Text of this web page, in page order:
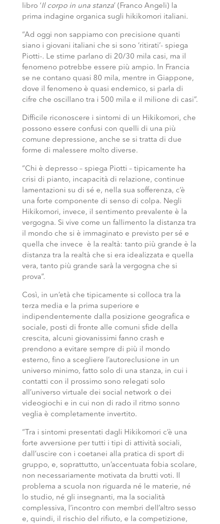
libro ‘Il corpo in una stanza’ (Franco Angeli) la
prima indagine organica sugli hikikomori italiani.
“Ad oggi non sappiamo con precisione quanti
siano i giovani italiani che si sono ‘ritirati’- spiega
Piotti-. Le stime parlano di 20/30 mila casi, ma il
fenomeno potrebbe essere più ampio. In Francia
se ne contano quasi 80 mila, mentre in Giappone,
dove il fenomeno è quasi endemico, si parla di
cifre che oscillano tra i 500 mila e il milione di casi”.
Difficile riconoscere i sintomi di un Hikikomori, che
possono essere confusi con quelli di una più
comune depressione, anche se si tratta di due
forme di malessere molto diverse.
“Chi è depresso – spiega Piotti – tipicamente ha
crisi di pianto, incapacità di relazione, continue
lamentazioni su di sé e, nella sua sofferenza, c’è
una forte componente di senso di colpa. Negli
Hikikomori, invece, il sentimento prevalente è la
vergogna. Si vive come un fallimento la distanza tra
il mondo che si è immaginato e previsto per sé e
quella che invece è la realtà: tanto più grande è la
distanza tra la realtà che si era idealizzata e quella
vera, tanto più grande sarà la vergogna che si
prova”.
Così, in un’età che tipicamente si colloca tra la
terza media e la prima superiore e
indipendentemente dalla posizione geografica e
sociale, posti di fronte alle comuni sfide della
crescita, alcuni giovanissimi fanno crash e
prendono a evitare sempre di più il mondo
esterno, fino a scegliere l’autoreclusione in un
universo minimo, fatto solo di una stanza, in cui i
contatti con il prossimo sono relegati solo
all’universo virtuale dei social network o dei
videogiochi e in cui non di rado il ritmo sonno
veglia è completamente invertito.
“Tra i sintomi presentati dagli Hikikomori c’è una
forte avversione per tutti i tipi di attività sociali,
dall’uscire con i coetanei alla pratica di sport di
gruppo, e, soprattutto, un’accentuata fobia scolare,
non necessariamente motivata da brutti voti. Il
problema a scuola non riguarda né le materie, né
lo studio, né gli insegnanti, ma la socialità
complessiva, l’incontro con membri dell’altro sesso
e, quindi, il rischio del rifiuto, e la competizione,